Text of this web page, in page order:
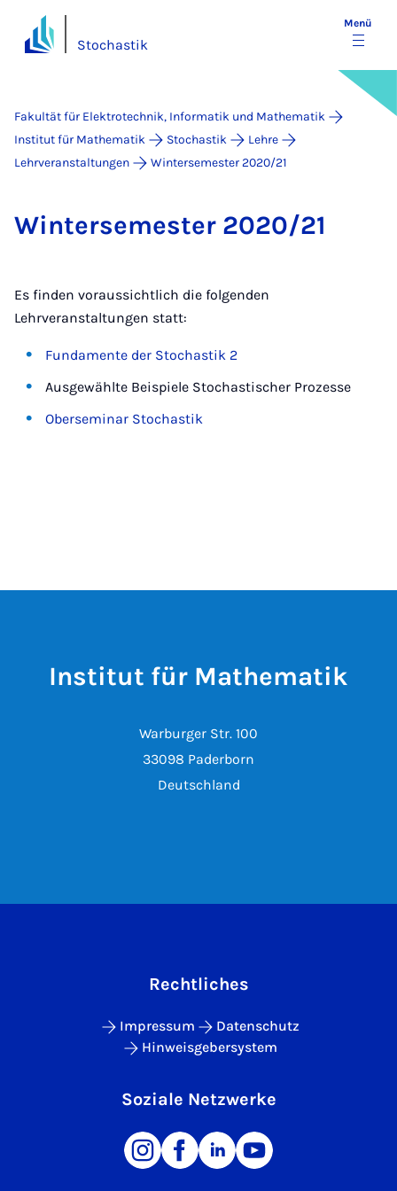
Stochastik
Menü
Fakultät für Elektrotechnik, Informatik und Mathematik
Institut für Mathematik
Stochastik
Lehre
Lehrveranstaltungen
Wintersemester 2020/21
Win­ter­se­mes­ter 2020/21
Es finden voraussichtlich die folgenden
Lehrveranstaltungen statt:
Fundamente der Stochastik 2
Ausgewählte Beispiele Stochastischer Prozesse
Oberseminar Stochastik
Institut für Mathematik
Warburger Str. 100
33098 Paderborn
Deutschland
Rechtliches
Impressum
Datenschutz
Hinweisgebersystem
Soziale Netzwerke